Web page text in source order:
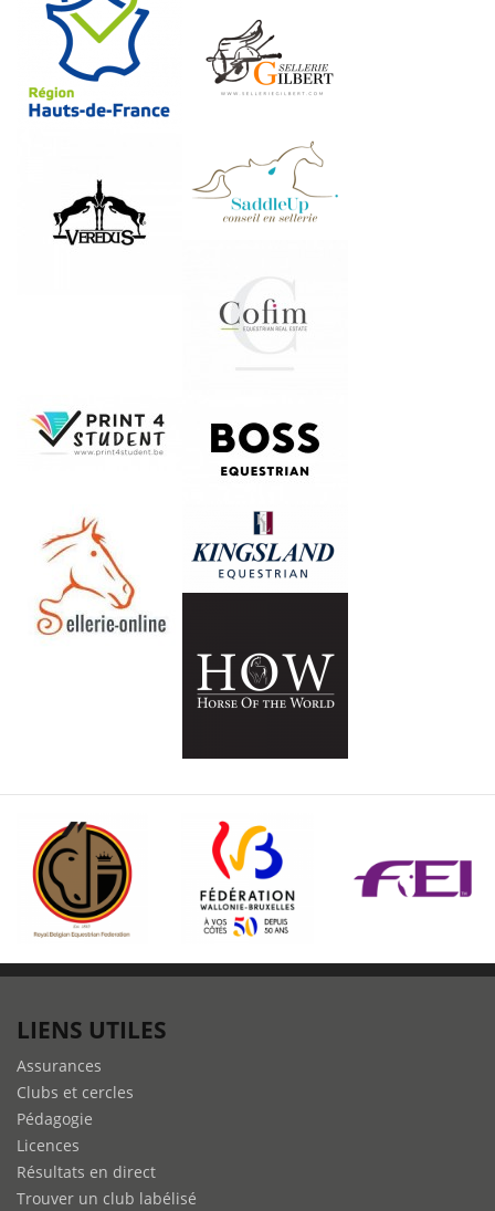
LIENS UTILES
Assurances
Clubs et cercles
Pédagogie
Licences
Résultats en direct
Trouver un club labélisé